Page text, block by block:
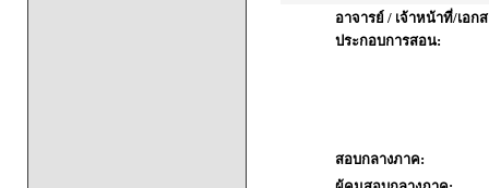
อาจารย์ / เจ้าหน้าที่/เอก
ประกอบการสอน:
สอบกลางภาค: